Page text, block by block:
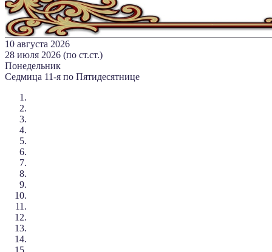
10 августа 2026
28 июля 2026 (по ст.ст.)
Понедельник
Седмица 11-я по Пятидесятнице